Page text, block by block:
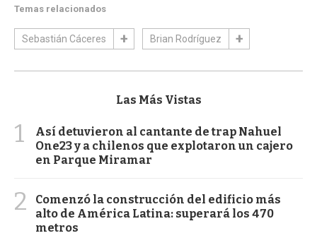
Temas relacionados
Sebastián Cáceres Brian Rodríguez
Las Más Vistas
1
Así detuvieron al cantante de trap Nahuel
One23 y a chilenos que explotaron un cajero
en Parque Miramar
2
Comenzó la construcción del edificio más
alto de América Latina: superará los 470
metros